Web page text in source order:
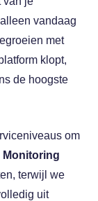
vandaag
met
klopt,
de hoogste
om
Monitoring
terwijl we
uit